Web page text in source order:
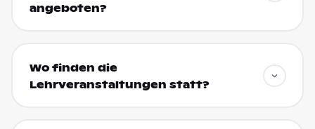
angeboten?
Wo finden die
Lehrveranstaltungen statt?